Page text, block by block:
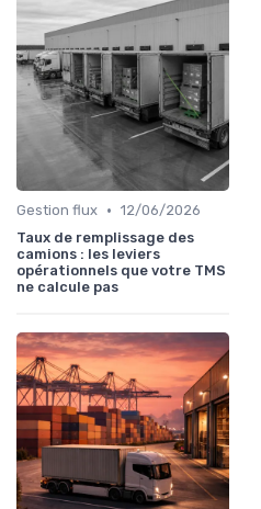
Gestion flux • 12/06/2026
Taux de remplissage des
camions : les leviers
opérationnels que votre TMS
ne calcule pas